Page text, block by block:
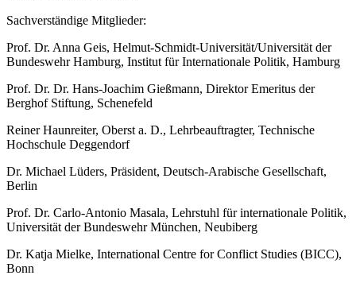
Sachverständige Mitglieder:
Prof. Dr. Anna Geis, Helmut-Schmidt-Universität/Universität der
Bundeswehr Hamburg, Institut für Internationale Politik, Hamburg
Prof. Dr. Dr. Hans-Joachim Gießmann, Direktor Emeritus der
Berghof Stiftung, Schenefeld
Reiner Haunreiter, Oberst a. D., Lehrbeauftragter, Technische
Hochschule Deggendorf
Dr. Michael Lüders, Präsident, Deutsch-Arabische Gesellschaft,
Berlin
Prof. Dr. Carlo-Antonio Masala, Lehrstuhl für internationale Politik,
Universität der Bundeswehr München, Neubiberg
Dr. Katja Mielke, International Centre for Conflict Studies (BICC),
Bonn